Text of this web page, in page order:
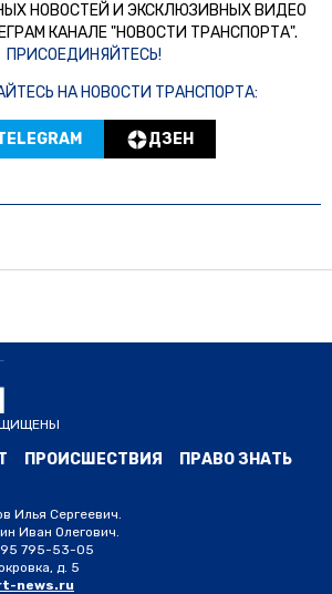
НОВОСТЕЙ И ЭКСКЛЮЗИВНЫХ ВИДЕО
КАНАЛЕ "НОВОСТИ ТРАНСПОРТА".
ПРИСОЕДИНЯЙТЕСЬ!
НА НОВОСТИ ТРАНСПОРТА:
ДЗЕН
ПРОИСШЕСТВИЯ
ПРАВО ЗНАТЬ
Илья Сергеевич.
Иван Олегович.
795-53-05
д. 5
news.ru